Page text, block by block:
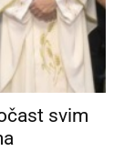
svim